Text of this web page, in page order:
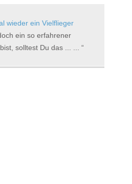
wieder ein Vielflieger
ein so erfahrener
solltest Du das ... ...